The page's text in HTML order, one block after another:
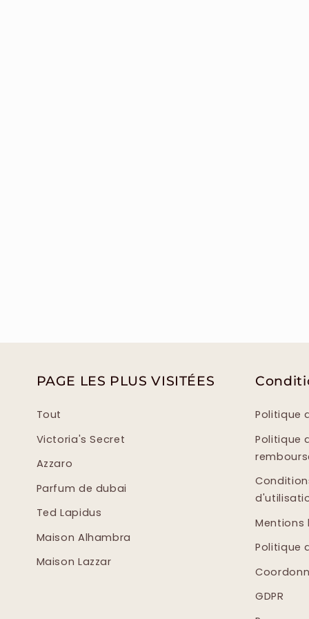
PAGE LES PLUS VISITÉES
Tout
Victoria's Secret
Azzaro
Parfum de dubai
Ted Lapidus
Maison Alhambra
Maison Lazzar
Politique
Politique
Mentions
Politique
GDPR